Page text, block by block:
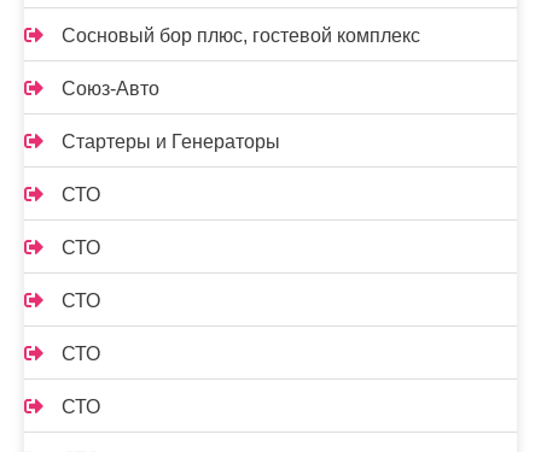
Сосновый бор плюс, гостевой комплекс
Союз-Авто
Стартеры и Генераторы
СТО
СТО
СТО
СТО
СТО